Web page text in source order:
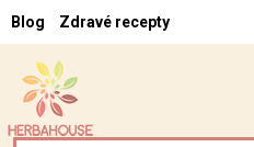
Blog Zdravé recepty